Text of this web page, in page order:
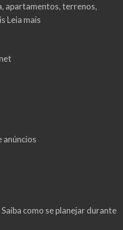
apartamentos, terrenos,
Leia mais
anúncios
como se planejar durante